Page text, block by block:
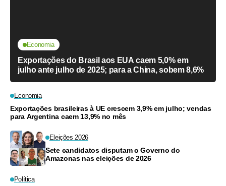
Economia
Exportações do Brasil aos EUA caem 5,0% em
julho ante julho de 2025; para a China, sobem 8,6%
Economia
Exportações brasileiras à UE crescem 3,9% em julho; vendas
para Argentina caem 13,9% no mês
Eleições 2026
Sete candidatos disputam o Governo do
Amazonas nas eleições de 2026
Política